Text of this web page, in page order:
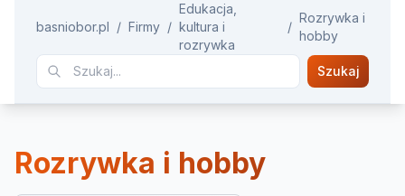
basniobor.pl / Firmy /
Edukacja,
kultura i
rozrywka
/
Rozrywka i
hobby
Szukaj
Rozrywka i hobby